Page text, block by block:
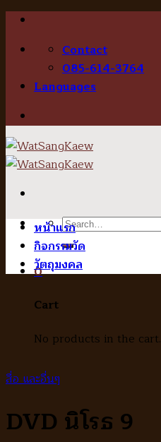
Skip
content
Contact
085-614-3764
Languages
Search
for:
0
Cart
No products in the cart.
หน้าแรก
กิจกรรมวัด
วัตถุมงคล
สื่อ และอื่นๆ
DVD นิโรธ 9